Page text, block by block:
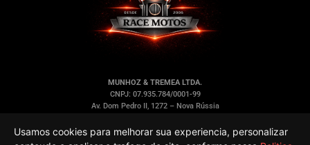
Usamos cookies para melhorar sua experiencia, personalizar
MUNHOZ & TREMEA LTDA.
CNPJ: 07.935.784/0001-99
Av. Dom Pedro II, 1272 – Nova Rússia
LINKS RÁPIDOS INFORMAÇÕES